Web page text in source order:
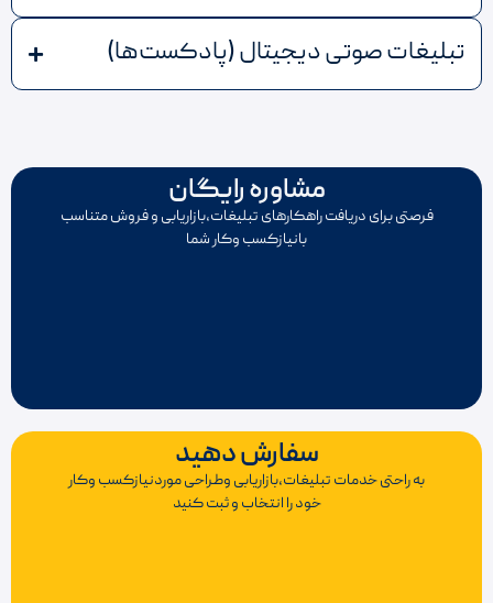
تبلیغات صوتی دیجیتال (پادکست‌ها)
مشاوره رایگان
فرصتی برای دریافت راهکارهای تبلیغات،بازاریابی و فروش متناسب
بانیازکسب وکار شما
سفارش دهید
به راحتی خدمات تبلیغات،بازاریابی وطراحی موردنیازکسب وکار
خود را انتخاب و ثبت کنید